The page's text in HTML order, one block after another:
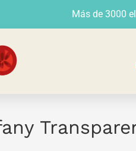
Más de 3000